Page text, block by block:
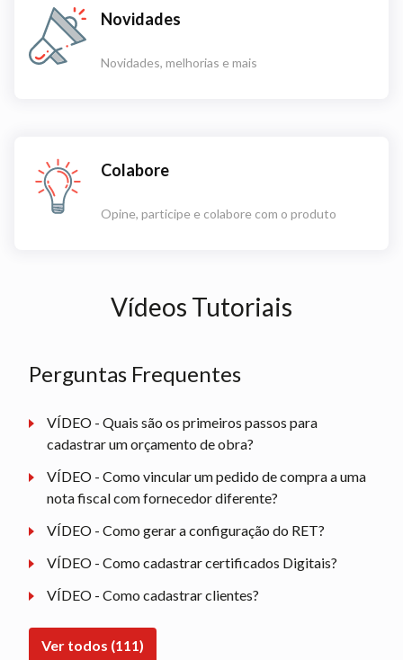
Novidades
Novidades, melhorias e mais
Colabore
Opine, participe e colabore com o produto
Vídeos Tutoriais
Perguntas Frequentes
VÍDEO - Quais são os primeiros passos para
cadastrar um orçamento de obra?
VÍDEO - Como vincular um pedido de compra a uma
nota fiscal com fornecedor diferente?
VÍDEO - Como gerar a configuração do RET?
VÍDEO - Como cadastrar certificados Digitais?
VÍDEO - Como cadastrar clientes?
Ver todos (111)